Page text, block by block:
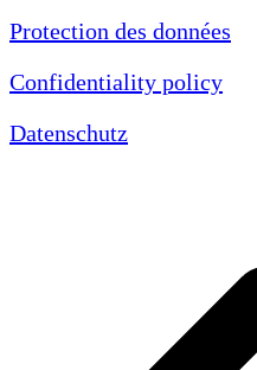
Protection des données
Confidentiality policy
Datenschutz